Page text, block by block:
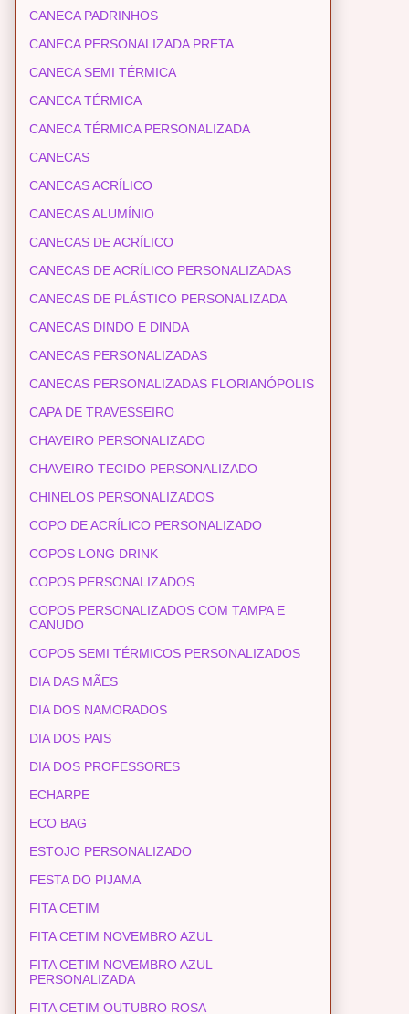
CANECA PADRINHOS
CANECA PERSONALIZADA PRETA
CANECA SEMI TÉRMICA
CANECA TÉRMICA
CANECA TÉRMICA PERSONALIZADA
CANECAS
CANECAS ACRÍLICO
CANECAS ALUMÍNIO
CANECAS DE ACRÍLICO
CANECAS DE ACRÍLICO PERSONALIZADAS
CANECAS DE PLÁSTICO PERSONALIZADA
CANECAS DINDO E DINDA
CANECAS PERSONALIZADAS
CANECAS PERSONALIZADAS FLORIANÓPOLIS
CAPA DE TRAVESSEIRO
CHAVEIRO PERSONALIZADO
CHAVEIRO TECIDO PERSONALIZADO
CHINELOS PERSONALIZADOS
COPO DE ACRÍLICO PERSONALIZADO
COPOS LONG DRINK
COPOS PERSONALIZADOS
COPOS PERSONALIZADOS COM TAMPA E
CANUDO
COPOS SEMI TÉRMICOS PERSONALIZADOS
DIA DAS MÃES
DIA DOS NAMORADOS
DIA DOS PAIS
DIA DOS PROFESSORES
ECHARPE
ECO BAG
ESTOJO PERSONALIZADO
FESTA DO PIJAMA
FITA CETIM
FITA CETIM NOVEMBRO AZUL
FITA CETIM NOVEMBRO AZUL
PERSONALIZADA
FITA CETIM OUTUBRO ROSA